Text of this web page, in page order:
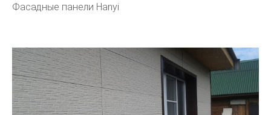
Фасадные панели Hanyi